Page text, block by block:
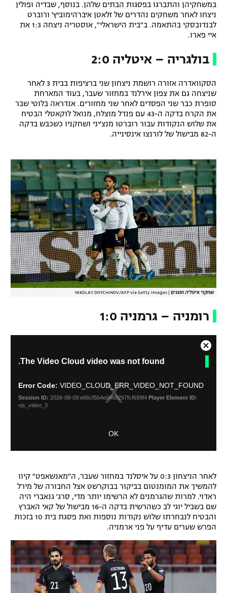
תקנון עבור פעילות אלקטרה
תקנון עבור פעילות ספורט 1 – "מרלן"
גיימינג E-Sports
תנאי שימוש
מדיניות פרטיות
תקנון פעילות ספורט 1
הצטרפות לחבילת הערוצים
לוח דרושים – ג'ובנט
תגיות
המגזין
פוטבול אמריקאי NFL
בייסבול MLB
ספורט אתגרי ואקסטרים
גיימינג E-Sports
במשחקיהן והתברגו בפסגות הבתים שלהן. בנוסף, שבדיה ופולין
ניצחו לאחר משחקים נהדרים של זלאטן איברהימוביץ' ורוברט
לבנדובסקי בהתאמה. ב"בית הישראלי", אוסטריה ניצחה 1:3 את
איי פארו.
בולגריה – איטליה 2:0
הסקוואדרה אזורה רושמת ניצחון שני ברציפות בבית 3 לאחר
שניצחה גם את צפון אירלנד במחזור שעבר, בעוד המארחת
סופרת כבר שני הפסדים לאחר שני מחזורים. אנדראה בלוטי שבר
את הקרח בדקה ה-43 עם פנדל מוצלח, מנואל לוקאטלי הבטיח
את שלוש הנקודות עבור רוברטו מנצ'יני ושחקניו כשכבש בדקה
ה-82 מבישול של לורנצו אינסינייה.
שחקני איטליה חוגגים NIKOLAY DOYCHINOV/AFP via Getty Images
רומניה – גרמניה 1:0
w
i
n
d
o
w
The Video Cloud video was not found.
Error Code: VIDEO_CLOUD_ERR_VIDEO_NOT_FOUND
Session ID: 2026-08-09:e66cf5b4e0468297fcf699f4 Player Element ID:
vjs_video_3
OK
C
s
a
l
o
g
לאחר הניצחון 0:3 על איסלנד במחזור שעבר, ה"מאנשאפט" קיוו
להמשיך את המומנטום בביקור בבוקרשט אצל החבורה של מירל
ראדוי. למרות שהגרמנים לא הרשימו יותר מדי, סרג' גנאברי היה
שם בשביל יוגי לב כשהרשית בדקה ה-16 מבישול של קאי האברץ
והבטיח לנבחרתו שלוש נקודות נוספות ואת פסגת בית 10 בזכות
הפרש שערים עדיף על פני ארמניה.